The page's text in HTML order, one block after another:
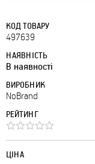
КОД ТОВАРУ
497639
НАЯВНІСТЬ
В наявності
ВИРОБНИК
NoBrand
РЕЙТИНГ
ЦІНА